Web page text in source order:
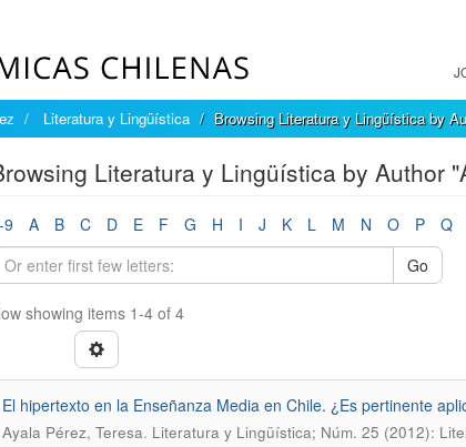
Literatura y Lingüística Browsing Literatura y Lingüística by
Literatura y Lingüística by Author
9 A B C D E F G H I J K L M N O P Q
Go
showing items 1-4 of 4
El hipertexto en la Enseñanza Media en Chile. ¿Es pertinente
Ayala Pérez, Teresa. Literatura y Lingüística; Núm. 25 (2012):